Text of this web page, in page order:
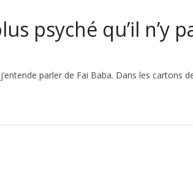
psyché qu’il n’y
parler de Fai Baba. Dans les cartons